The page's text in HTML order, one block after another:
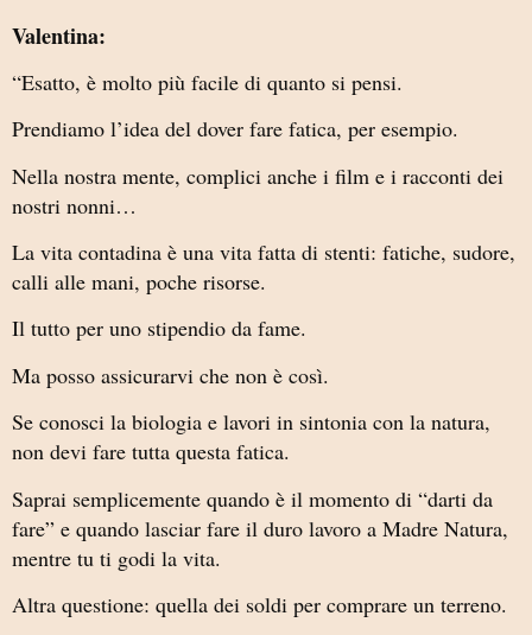
Valentina:
“Esatto, è molto più facile di quanto si pensi.
Prendiamo l’idea del dover fare fatica, per esempio.
Nella nostra mente, complici anche i film e i racconti dei
nostri nonni…
La vita contadina è una vita fatta di stenti: fatiche, sudore,
calli alle mani, poche risorse.
Il tutto per uno stipendio da fame.
Ma posso assicurarvi che non è così.
Se conosci la biologia e lavori in sintonia con la natura,
non devi fare tutta questa fatica.
Saprai semplicemente quando è il momento di “darti da
fare” e quando lasciar fare il duro lavoro a Madre Natura,
mentre tu ti godi la vita.
Altra questione: quella dei soldi per comprare un terreno.